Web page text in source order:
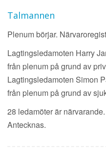
Talmannen
Plenum börjar.
Lagtingsledamoten Harry
från plenum på grund av
Lagtingsledamoten Simon
från plenum på grund av
28 ledamöter är närvarande.
Antecknas.